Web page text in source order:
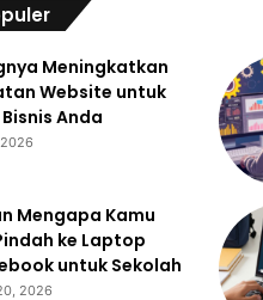
Meningkatkan
Website untuk
Anda
Mengapa Kamu
ke Laptop
untuk Sekolah
2026